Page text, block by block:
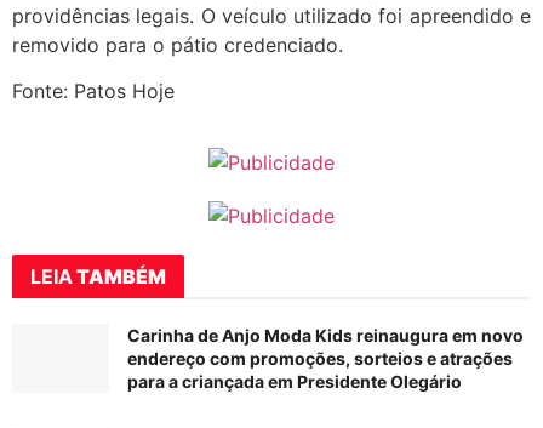
providências legais. O veículo utilizado foi apreendido e
removido para o pátio credenciado.
Fonte: Patos Hoje
LEIA TAMBÉM
Carinha de Anjo Moda Kids reinaugura em novo
endereço com promoções, sorteios e atrações
para a criançada em Presidente Olegário